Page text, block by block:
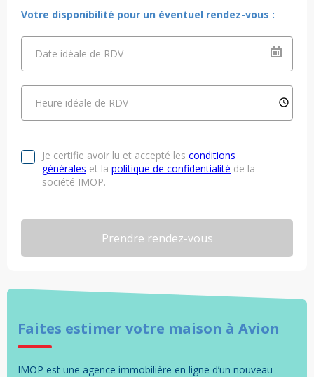
Faites estimer votre maison à Avion
IMOP est une agence immobilière en ligne d’un nouveau
Votre disponibilité pour un éventuel rendez-vous :
Date idéale de RDV
Heure idéale de RDV
Je certifie avoir lu et accepté les conditions
générales et la politique de confidentialité de la
société IMOP.